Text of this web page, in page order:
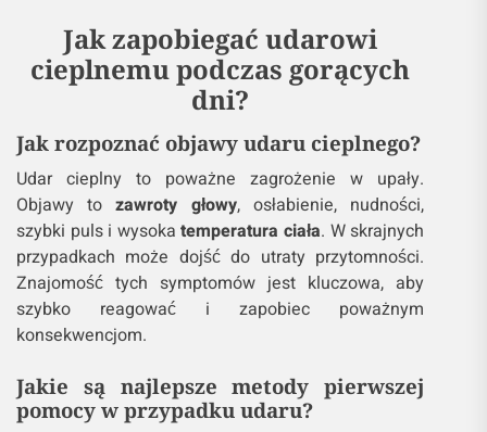
Jak zapobiegać udarowi
cieplnemu podczas gorących
dni?
Jak rozpoznać objawy udaru cieplnego?
Udar cieplny to poważne zagrożenie w upały.
Objawy tozawroty głowy, osłabienie, nudności,
szybki puls i wysokatemperatura ciała. W skrajnych
przypadkach może dojść do utraty przytomności.
Znajomość tych symptomów jest kluczowa, aby
szybko reagować i zapobiec poważnym
konsekwencjom.
Jakie są najlepsze metody pierwszej
pomocy w przypadku udaru?